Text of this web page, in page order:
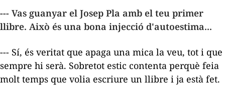
--- Vas guanyar el Josep Pla amb el teu primer
llibre. Això és una bona injecció d'autoestima...
--- Sí, és veritat que apaga una mica la veu, tot i que
sempre hi serà. Sobretot estic contenta perquè feia
molt temps que volia escriure un llibre i ja està fet.